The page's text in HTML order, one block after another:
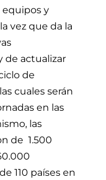
y
vez que da la
de actualizar
de
cuales serán
en las
las
de 1.500
110 países en